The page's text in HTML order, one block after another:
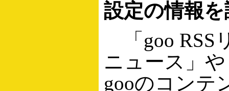
設定の情報
「goo RSS
ニュース」
gooのコンテ